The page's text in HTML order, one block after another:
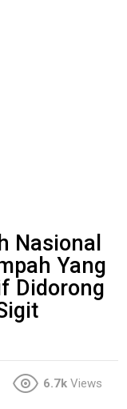
Nasional
Yang
Didorong
6.7k Views